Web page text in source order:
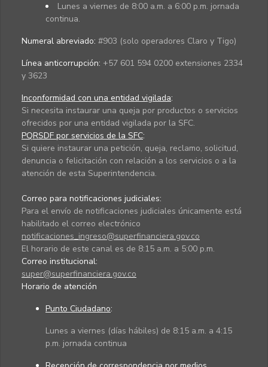
Lunes a viernes de 8:00 a.m. a 6:00 p.m. jornada
continua.
Numeral abreviado: #903 (solo operadores Claro y Tigo)
Línea anticorrupción: +57 601 594 0200 extensiones 2334
y 3623
Inconformidad con una entidad vigilada:
Si necesita instaurar una queja por productos o servicios
ofrecidos por una entidad vigilada por la SFC.
PQRSDF por servicios de la SFC:
Si quiere instaurar una petición, queja, reclamo, solicitud,
denuncia o felicitación con relación a los servicios o a la
atención de esta Superintendencia.
Correo para notificaciones judiciales:
Para el envío de notificaciones judiciales únicamente está
habilitado el correo electrónico
notificaciones_ingreso@superfinanciera.gov.co
El horario de este canal es de 8:15 a.m. a 5:00 p.m.
Correo institucional:
super@superfinanciera.gov.co
Horario de atención
Punto Ciudadano:
Lunes a viernes (días hábiles) de 8:15 a.m. a 4:15
p.m. jornada continua